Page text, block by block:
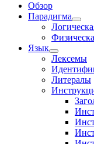
Обзор
Парадигма
Язык
Лексемы
Литералы